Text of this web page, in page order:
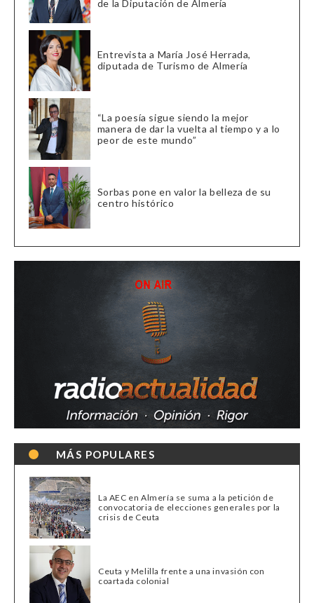
de la Diputación de Almería
Entrevista a María José Herrada,
diputada de Turismo de Almería
“La poesía sigue siendo la mejor
manera de dar la vuelta al tiempo y a lo
peor de este mundo”
Sorbas pone en valor la belleza de su
centro histórico
MÁS POPULARES
La AEC en Almería se suma a la petición de
convocatoria de elecciones generales por la
crisis de Ceuta
Ceuta y Melilla frente a una invasión con
coartada colonial